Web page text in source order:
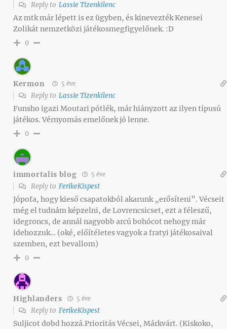
Reply to Lassie Tizenkilenc
Az mtk már lépett is ez ügyben, és kinevezték Kenesei
Zolikát nemzetközi játékosmegfigyelőnek. :D
0
Kermon 5 éve
Reply to Lassie Tizenkilenc
Funsho igazi Moutari pótlék, már hiányzott az ilyen típusú
játékos. Vérnyomás emelőnek jó lenne.
0
immortalis blog 5 éve
Reply to FerikeKispest
Jópofa, hogy kieső csapatokból akarunk „erősíteni”. Vécseit
még el tudnám képzelni, de Lovrencsicset, ezt a féleszű,
idegroncs, de annál nagyobb arcú bohócot nehogy már
idehozzuk… (oké, előítéletes vagyok a fratyi játékosaival
szemben, ezt bevallom)
0
Highlanders 5 éve
Reply to FerikeKispest
Suljicot dobd hozzá.Prioritás Vécsei, Márkvárt. (Kiskoko,